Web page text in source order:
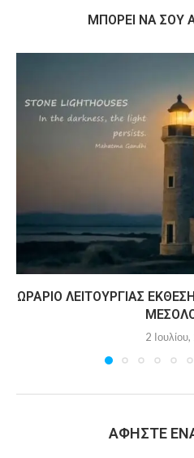
MΠΟΡΕΊ ΝΑ ΣΟΥ
ΩΡΆΡΙΟ ΛΕΙΤΟΥΡΓΊΑΣ
2
ΑΦΉΣΤΕ